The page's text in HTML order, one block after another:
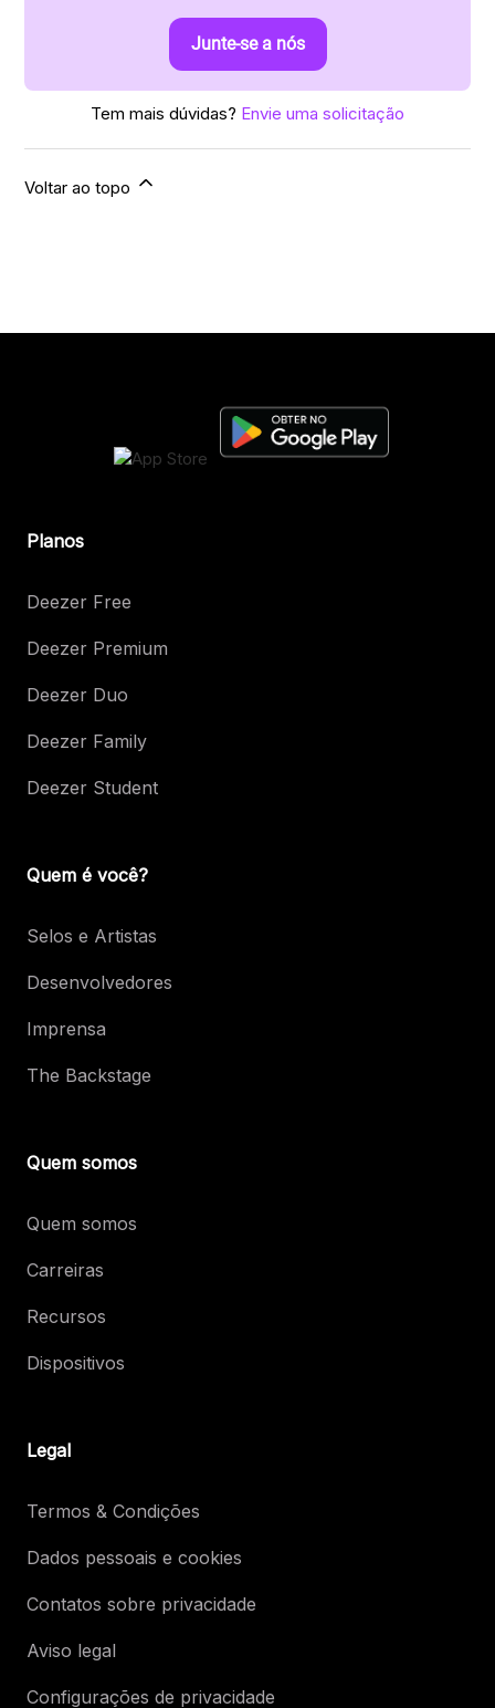
Junte-se a nós
Tem mais dúvidas? Envie uma solicitação
Voltar ao topo
Planos
Deezer Free
Deezer Premium
Deezer Duo
Deezer Family
Deezer Student
Quem é você?
Selos e Artistas
Desenvolvedores
Imprensa
The Backstage
Quem somos
Quem somos
Carreiras
Recursos
Dispositivos
Legal
Termos & Condições
Dados pessoais e cookies
Contatos sobre privacidade
Aviso legal
Configurações de privacidade